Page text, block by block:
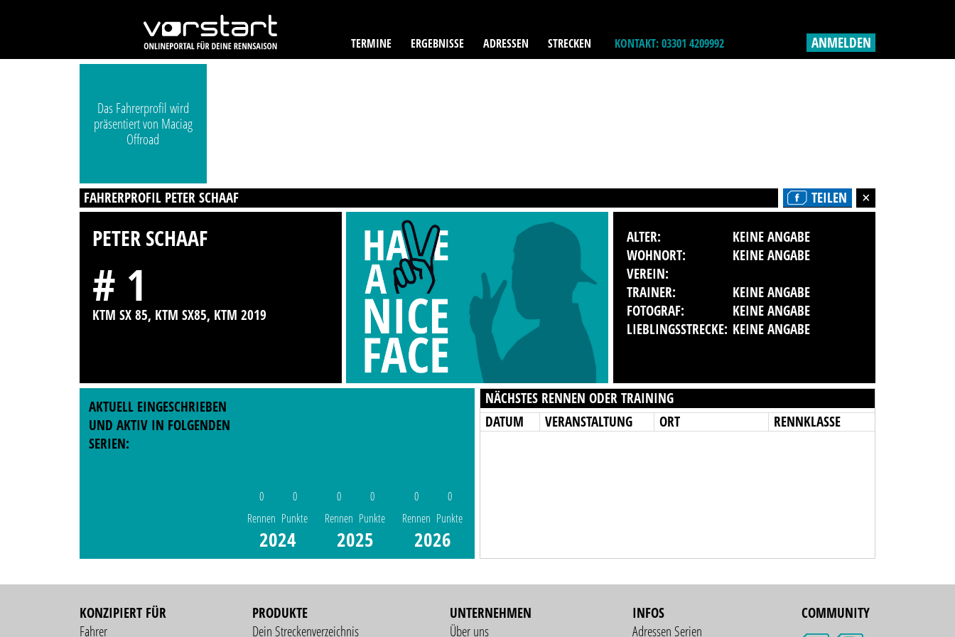
TERMINE ERGEBNISSE ADRESSEN STRECKEN KONTAKT: 03301 4209992 ANMELDEN
Das Fahrerprofil wird
präsentiert von Maciag
Offroad
FAHRERPROFIL PETER SCHAAF TEILEN
PETER SCHAAF
# 1
KTM SX 85, KTM SX85, KTM 2019
ALTER:
KEINE ANGABE
WOHNORT:
KEINE ANGABE
VEREIN:
TRAINER:
KEINE ANGABE
FOTOGRAF:
KEINE ANGABE
LIEBLINGSSTRECKE: KEINE ANGABE
AKTUELL EINGESCHRIEBEN
UND AKTIV IN FOLGENDEN
SERIEN:
0
Rennen
0
Punkte
2024
0
Rennen
0
Punkte
2025
0
Rennen
0
Punkte
2026
NÄCHSTES RENNEN ODER TRAINING
DATUM
VERANSTALTUNG ORT RENNKLASSE
KONZIPIERT FÜR
Fahrer
PRODUKTE
Dein Streckenverzeichnis
UNTERNEHMEN
Über uns
INFOS
Adressen Serien
COMMUNITY